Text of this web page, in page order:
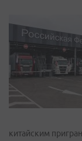
китайским